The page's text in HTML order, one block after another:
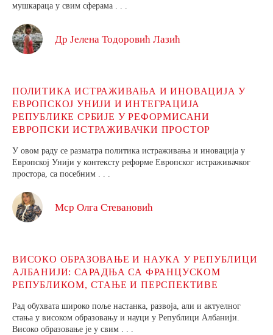
мушкараца у свим сферама . . .
Др Јелена Тодоровић Лазић
ПОЛИТИКА ИСТРАЖИВАЊА И ИНОВАЦИЈА У
ЕВРОПСКОЈ УНИЈИ И ИНТЕГРАЦИЈА
РЕПУБЛИКЕ СРБИЈЕ У РЕФОРМИСАНИ
ЕВРОПСКИ ИСТРАЖИВАЧКИ ПРОСТОР
У овом раду се разматра политика истраживања и иновација у
Европској Унији у контексту реформе Европског истраживачког
простора, са посебним . . .
Мср Олга Стевановић
ВИСОКО ОБРАЗОВАЊЕ И НАУКА У РЕПУБЛИЦИ
АЛБАНИЈИ: САРАДЊА СА ФРАНЦУСКОМ
РЕПУБЛИКОМ, СТАЊЕ И ПЕРСПЕКТИВЕ
Рад обухвата широко поље настанка, развоја, али и актуелног
стања у високом образовању и науци у Републици Албанији.
Високо образовање је у свим . . .